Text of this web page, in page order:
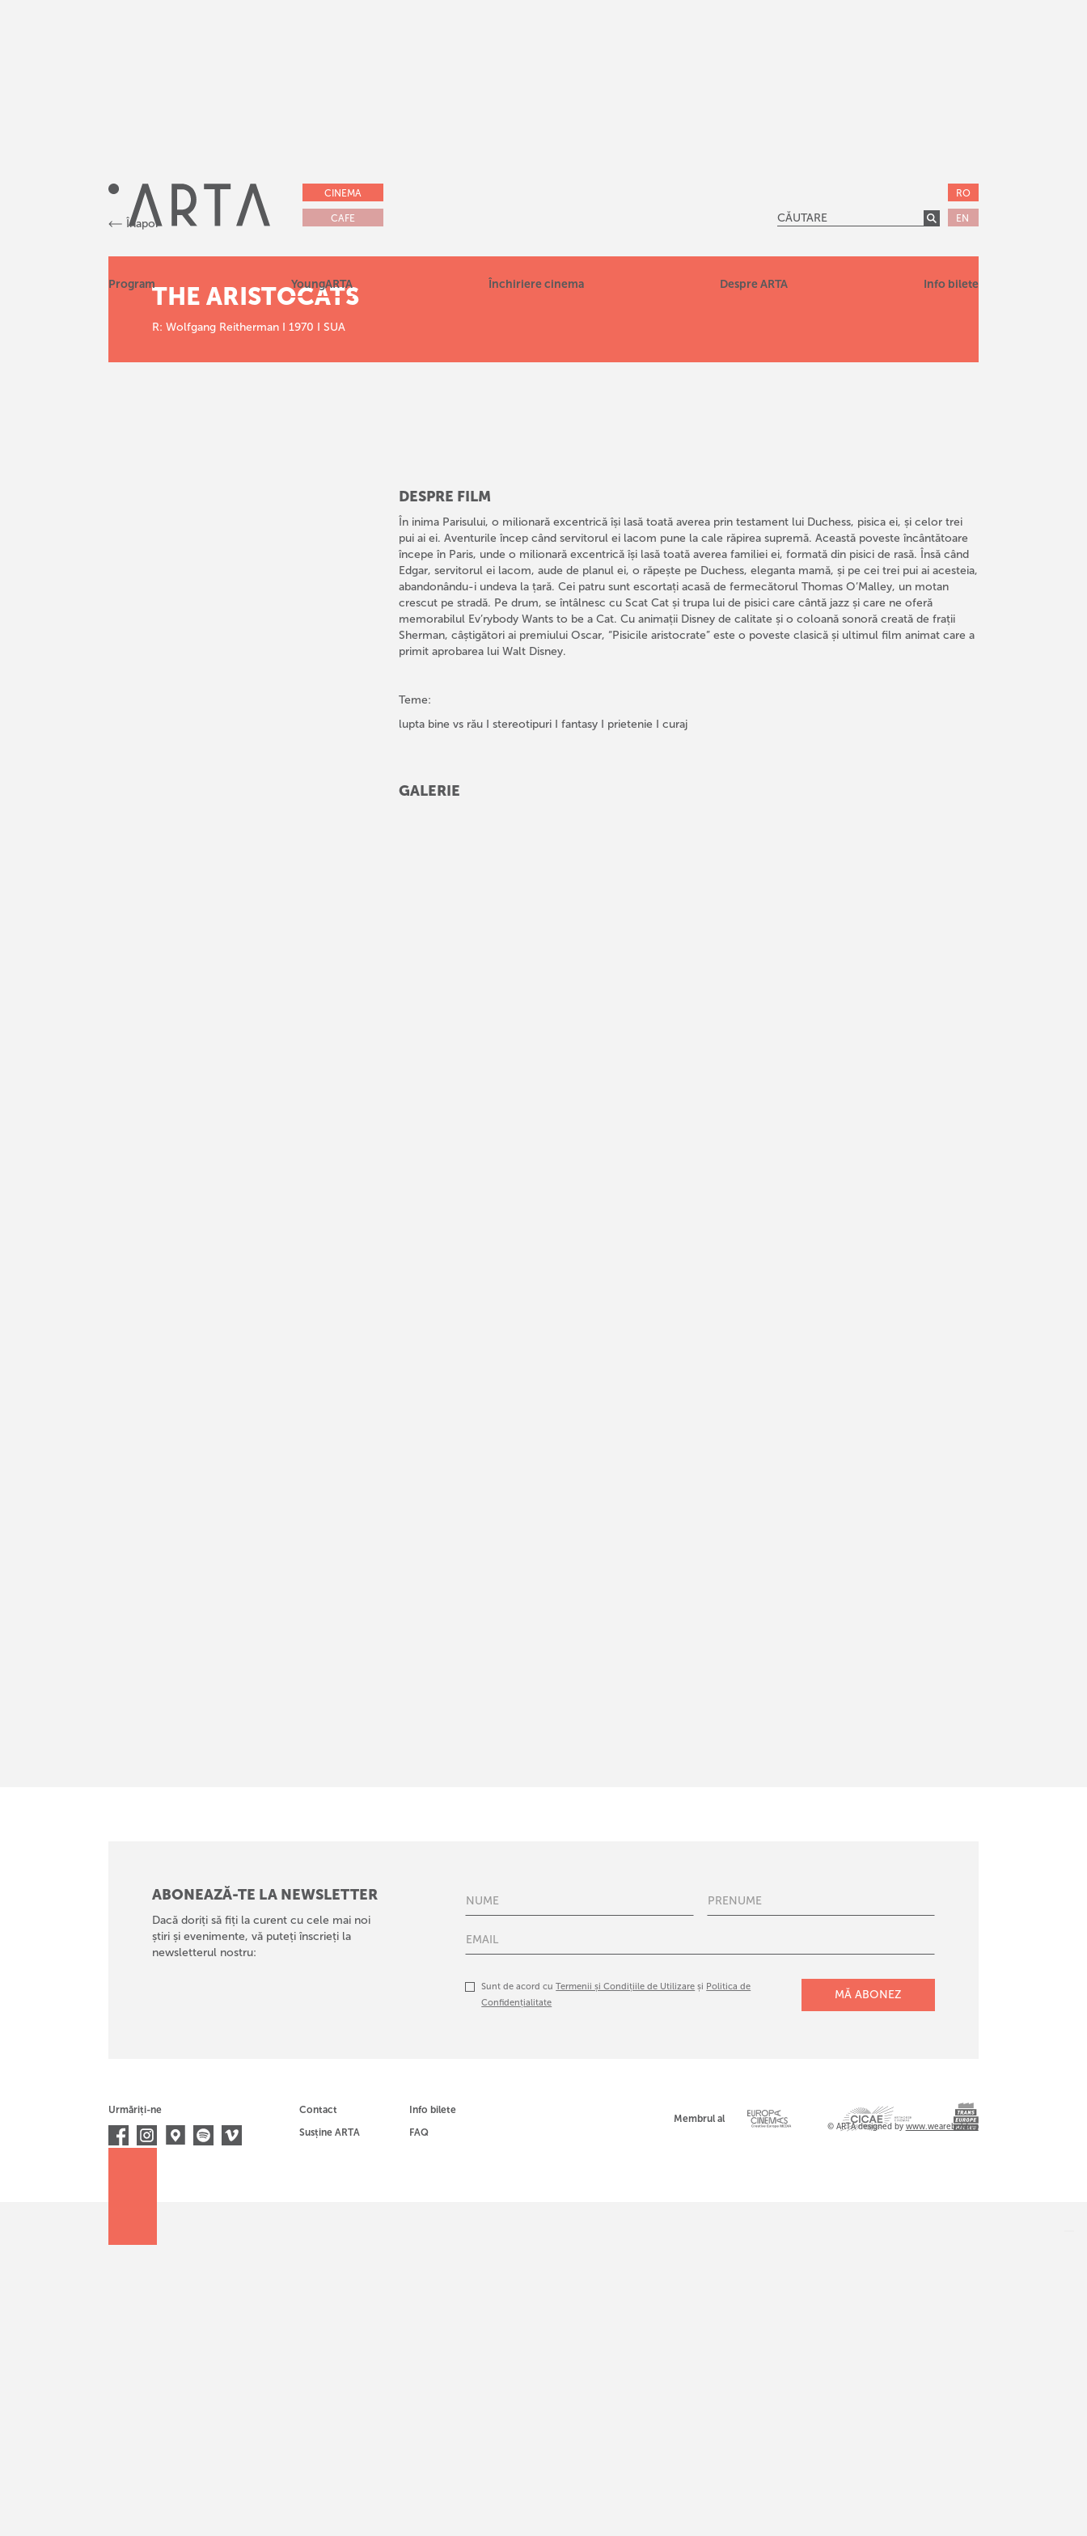
CINEMA
CAFE
RO
EN
Program YoungARTA Închiriere cinema Despre ARTA Info bilete
Înapoi
THE ARISTOCATS
R: Wolfgang Reitherman I 1970 I SUA
DESPRE FILM
În inima Parisului, o milionară excentrică își lasă toată averea prin testament lui Duchess, pisica ei, și celor trei
pui ai ei. Aventurile încep când servitorul ei lacom pune la cale răpirea supremă. Această poveste încântătoare
începe în Paris, unde o milionară excentrică își lasă toată averea familiei ei, formată din pisici de rasă. Însă când
Edgar, servitorul ei lacom, aude de planul ei, o răpește pe Duchess, eleganta mamă, și pe cei trei pui ai acesteia,
abandonându-i undeva la țară. Cei patru sunt escortați acasă de fermecătorul Thomas O’Malley, un motan
crescut pe stradă. Pe drum, se întâlnesc cu Scat Cat și trupa lui de pisici care cântă jazz și care ne oferă
memorabilul Ev’rybody Wants to be a Cat. Cu animații Disney de calitate și o coloană sonoră creată de frații
Sherman, câștigători ai premiului Oscar, “Pisicile aristocrate” este o poveste clasică și ultimul film animat care a
primit aprobarea lui Walt Disney.
Teme:
lupta bine vs rău I stereotipuri I fantasy I prietenie I curaj
GALERIE
ABONEAZĂ-TE LA NEWSLETTER
Dacă doriți să fiți la curent cu cele mai noi
știri și evenimente, vă puteți înscrieți la
newsletterul nostru:
Sunt de acord cuTermenii și Condițiile de Utilizare și Politica de
Confidențialitate
Urmăriți-ne
Contact
Susține ARTA
Info bilete
FAQ
Membrul al
© ARTA designed by www.wearebold.ro